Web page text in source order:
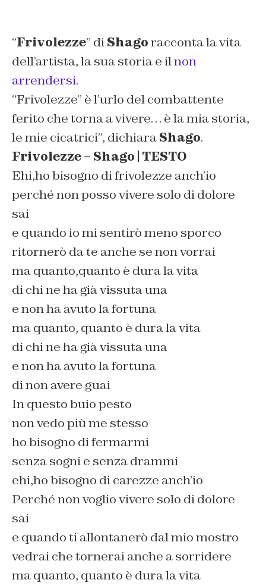
“Frivolezze” diShagoracconta la vita
dell’artista, la sua storia e ilnon
arrendersi.
“Frivolezze” è l’urlo del combattente
ferito che torna a vivere… è la mia storia,
le mie cicatrici”, dichiaraShago.
Frivolezze – Shago | TESTO
Ehi,ho bisogno di frivolezze anch’io
perché non posso vivere solo di dolore
sai
e quando io mi sentirò meno sporco
ritornerò da te anche se non vorrai
ma quanto,quanto è dura la vita
di chi ne ha già vissuta una
e non ha avuto la fortuna
ma quanto, quanto è dura la vita
di chi ne ha già vissuta una
e non ha avuto la fortuna
di non avere guai
In questo buio pesto
non vedo più me stesso
ho bisogno di fermarmi
senza sogni e senza drammi
ehi,ho bisogno di carezze anch’io
Perché non voglio vivere solo di dolore
sai
e quando ti allontanerò dal mio mostro
vedrai che tornerai anche a sorridere
ma quanto, quanto è dura la vita